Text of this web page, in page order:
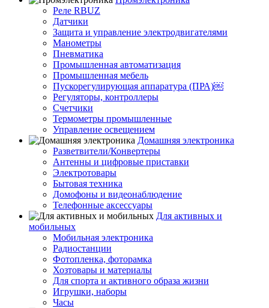
Реле RBUZ
Датчики
Защита и управление электродвигателями
Манометры
Пневматика
Промышленная автоматизация
Промышленная мебель
Пускорегулирующая аппаратура (ПРА)￼
Регуляторы, контроллеры
Счетчики
Термометры промышленные
Управление освещением
Домашняя электроника
Разветвители/Конвертеры
Антенны и цифровые приставки
Электротовары
Бытовая техника
Домофоны и видеонаблюдение
Телефонные аксессуары
Для активных и
мобильных
Мобильная электроника
Радиостанции
Фотопленка, фоторамка
Хозтовары и материалы
Для спорта и активного образа жизни
Игрушки, наборы
Часы